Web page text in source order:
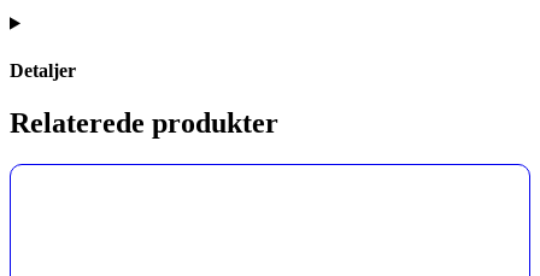
Detaljer
Relaterede produkter